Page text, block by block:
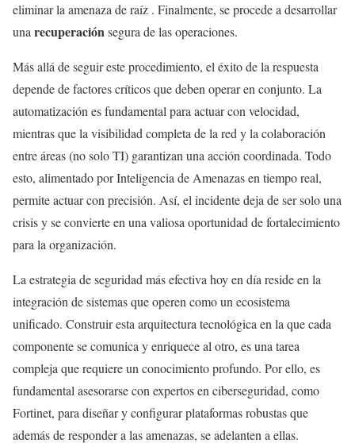
eliminar la amenaza de raíz . Finalmente, se procede a desarrollar
una recuperaciónsegura de las operaciones.
Más allá de seguir este procedimiento, el éxito de la respuesta
depende de factores críticos que deben operar en conjunto. La
automatización es fundamental para actuar con velocidad,
mientras que la visibilidad completa de la red y la colaboración
entre áreas (no solo TI) garantizan una acción coordinada. Todo
esto, alimentado por Inteligencia de Amenazas en tiempo real,
permite actuar con precisión. Así, el incidente deja de ser solo una
crisis y se convierte en una valiosa oportunidad de fortalecimiento
para la organización.
La estrategia de seguridad más efectiva hoy en día reside en la
integración de sistemas que operen como un ecosistema
unificado. Construir esta arquitectura tecnológica en la que cada
componente se comunica y enriquece al otro, es una tarea
compleja que requiere un conocimiento profundo. Por ello, es
fundamental asesorarse con expertos en ciberseguridad, como
Fortinet, para diseñar y configurar plataformas robustas que
además de responder a las amenazas, se adelanten a ellas.